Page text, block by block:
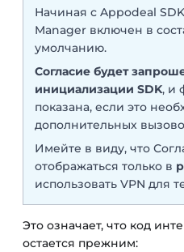
Начиная с Appodeal
Manager включен в
умолчанию.
Согласие будет
инициализации SDK, и
показана, если это
дополнительных
Имейте в виду, что
отображаться только в
использовать VPN для
Это означает, что код
остается прежним: